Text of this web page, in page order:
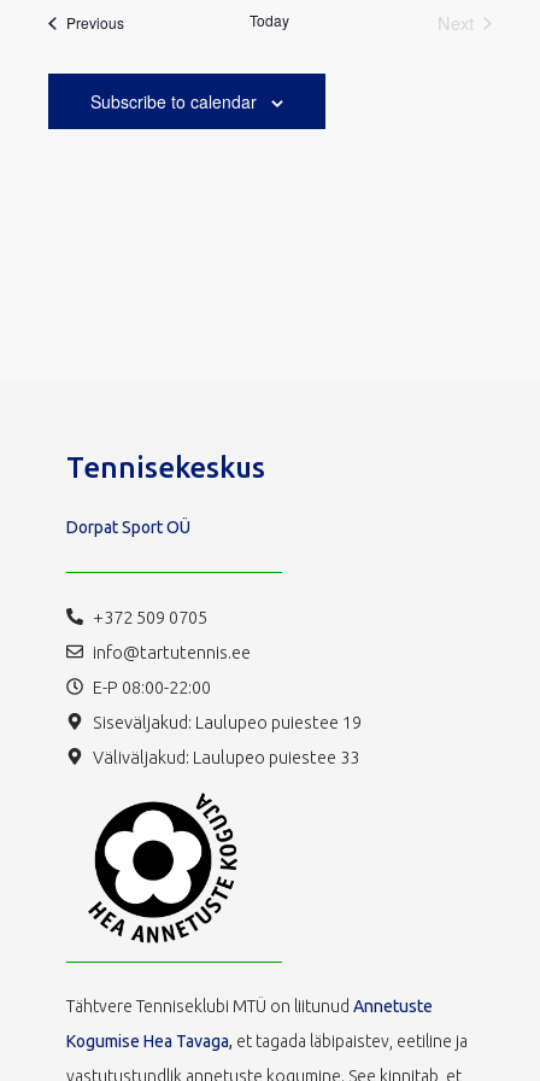
date.PreviousEvents Today
Next
Subscribe to calendar
Tennisekeskus
Dorpat Sport OÜ
+372 509 0705
info@tartutennis.ee
E-P 08:00-22:00
Siseväljakud: Laulupeo puiestee 19
Väliväljakud: Laulupeo puiestee 33
Tähtvere Tenniseklubi MTÜ on liitunud Annetuste
Kogumise Hea Tavaga, et tagada läbipaistev, eetiline ja
vastutustundlik annetuste kogumine. See kinnitab, et